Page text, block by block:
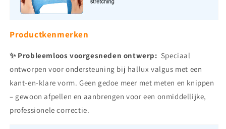
Productkenmerken
✨ Probleemloos voorgesneden ontwerp: Speciaal
ontworpen voor ondersteuning bij hallux valgus met een
kant-en-klare vorm. Geen gedoe meer met meten en knippen
– gewoon afpellen en aanbrengen voor een onmiddellijke,
professionele correctie.